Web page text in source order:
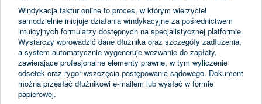
Windykacja faktur online to proces, w którym wierzyciel
samodzielnie inicjuje działania windykacyjne za pośrednictwem
intuicyjnych formularzy dostępnych na specjalistycznej platformie.
Wystarczy wprowadzić dane dłużnika oraz szczegóły zadłużenia,
a system automatycznie wygeneruje wezwanie do zapłaty,
zawierające profesjonalne elementy prawne, w tym wyliczenie
odsetek oraz rygor wszczęcia postępowania sądowego. Dokument
można przesłać dłużnikowi e-mailem lub wysłać w formie
papierowej.